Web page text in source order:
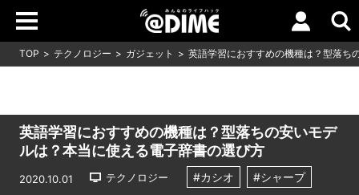
TOP テクノロジー ガジェット 英語学習におすすめの機種は？型落ち
英語学習におすすめの機種は？型落ちの安いモデ
ルは？本当に使える電子辞書の選び方
2020.10.01 テクノロジー #カシオ #シャープ